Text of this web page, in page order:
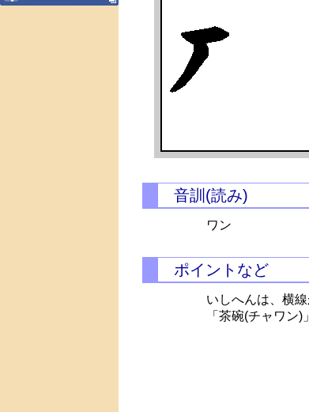
音訓(読み)
ワン
ポイントなど
いしへんは、横
「茶碗(チャワン)」